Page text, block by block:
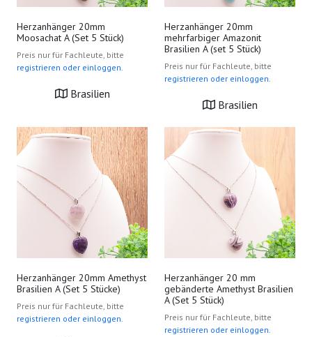
Herzanhänger 20mm
Moosachat A (Set 5 Stück)
Preis nur für Fachleute, bitte
registrieren oder einloggen.
Brasilien
Herzanhänger 20mm
mehrfarbiger Amazonit
Brasilien A (set 5 Stück)
Preis nur für Fachleute, bitte
registrieren oder einloggen.
Brasilien
Herzanhänger 20mm Amethyst
Brasilien A (Set 5 Stücke)
Preis nur für Fachleute, bitte
registrieren oder einloggen.
Herzanhänger 20 mm
gebänderte Amethyst Brasilien
A (Set 5 Stück)
Preis nur für Fachleute, bitte
registrieren oder einloggen.